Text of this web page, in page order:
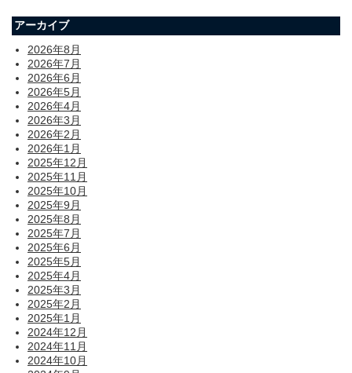
アーカイブ
2026年8月
2026年7月
2026年6月
2026年5月
2026年4月
2026年3月
2026年2月
2026年1月
2025年12月
2025年11月
2025年10月
2025年9月
2025年8月
2025年7月
2025年6月
2025年5月
2025年4月
2025年3月
2025年2月
2025年1月
2024年12月
2024年11月
2024年10月